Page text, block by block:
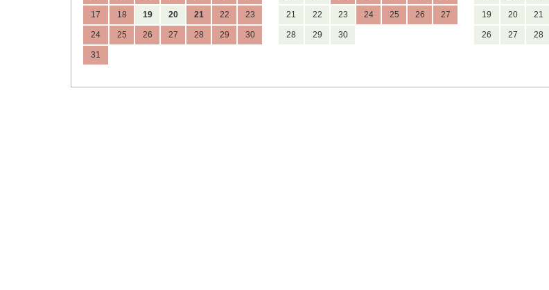
17 18 19 20 21 22 23
24 25 26 27 28 29 30
31
21 22 23 24 25 26 27
28 29 30
19 20 21
26 27 28